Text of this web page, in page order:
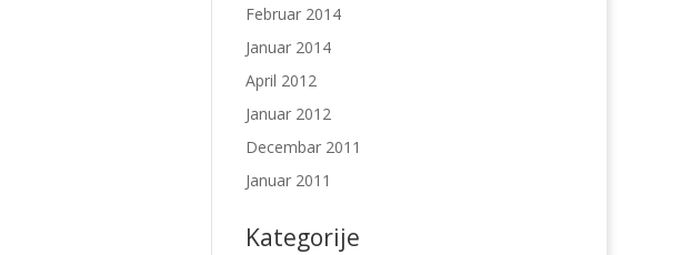
Februar 2014
Januar 2014
April 2012
Januar 2012
Decembar 2011
Januar 2011
Kategorije